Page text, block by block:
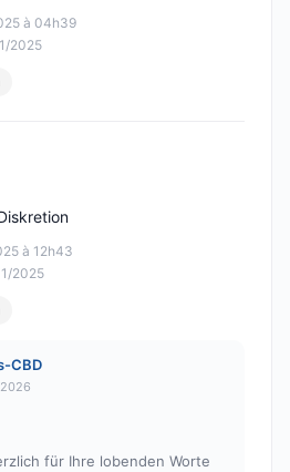
à 04h39
2025
à 12h43
2025
CBD
für Ihre lobenden Worte